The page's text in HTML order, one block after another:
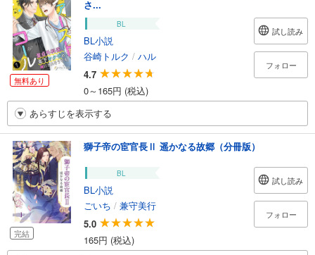
無料あり
さ...
BL
BL小説
谷崎トルク / ハル
4.7
0～165円 (税込)
試し読み
フォロー
あらすじを表示する
完結
獅子帝の宦官長Ⅱ 遥かなる故郷（分冊版）
BL
BL小説
ごいち / 兼守美行
5.0
165円 (税込)
試し読み
フォロー